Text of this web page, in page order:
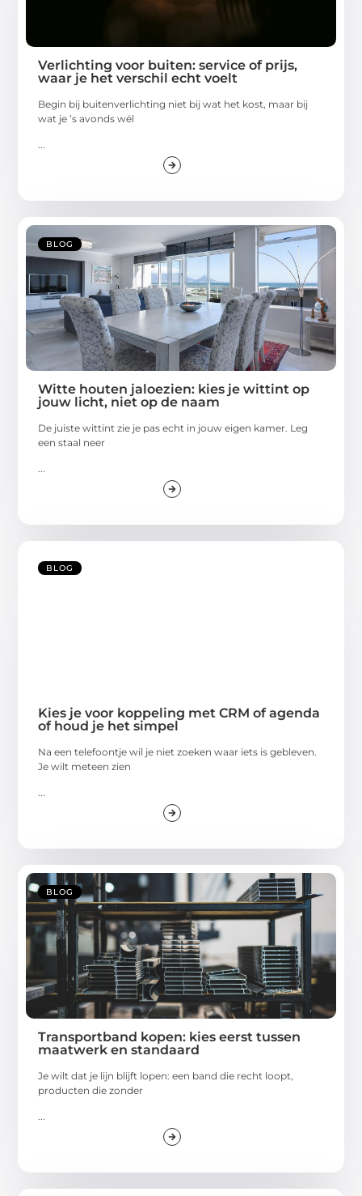
Verlichting voor buiten: service of prijs,
waar je het verschil echt voelt
Begin bij buitenverlichting niet bij wat het kost, maar bij
wat je ’s avonds wél
...
BLOG
Witte houten jaloezien: kies je wittint op
jouw licht, niet op de naam
De juiste wittint zie je pas echt in jouw eigen kamer. Leg
een staal neer
...
BLOG
Kies je voor koppeling met CRM of agenda
of houd je het simpel
Na een telefoontje wil je niet zoeken waar iets is gebleven.
Je wilt meteen zien
...
BLOG
Transportband kopen: kies eerst tussen
maatwerk en standaard
Je wilt dat je lijn blijft lopen: een band die recht loopt,
producten die zonder
...